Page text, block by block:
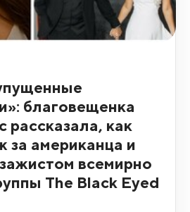
благовещенка
как
за американца и
всемирно
The Black Eyed